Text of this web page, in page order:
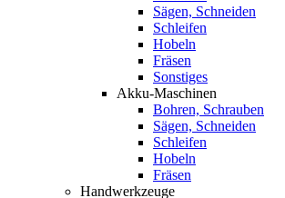
Sägen, Schneiden
Schleifen
Hobeln
Fräsen
Sonstiges
Akku-Maschinen
Bohren, Schrauben
Sägen, Schneiden
Schleifen
Hobeln
Fräsen
Handwerkzeuge